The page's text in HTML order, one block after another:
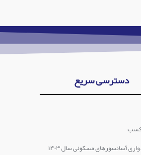
دسترسی سریع
کسب
آسانسورهای مسکونی سال ۱۴۰۳